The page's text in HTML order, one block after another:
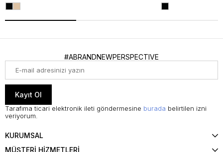
#ABRANDNEWPERSPECTIVE
Kayıt Ol
Tarafıma ticari elektronik ileti göndermesine burada belirtilen izni
veriyorum.
KURUMSAL
MÜŞTERİ HİZMETLERİ